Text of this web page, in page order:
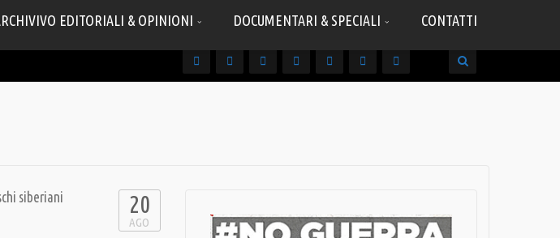
EDITORIALI & OPINIONI DOCUMENTARI & SPECIALI CONTATTI
siberiani 20
AGO